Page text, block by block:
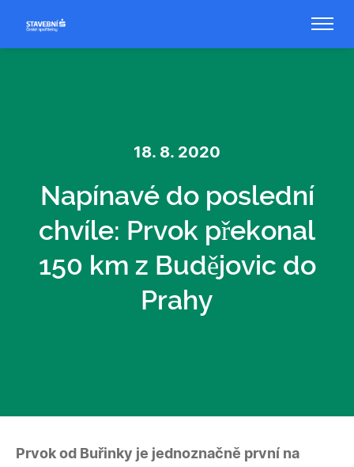
18. 8. 2020
Napínavé do poslední
chvíle: Prvok překonal
150 km z Budějovic do
Prahy
Prvok od Buřinky je jednoznačně první na